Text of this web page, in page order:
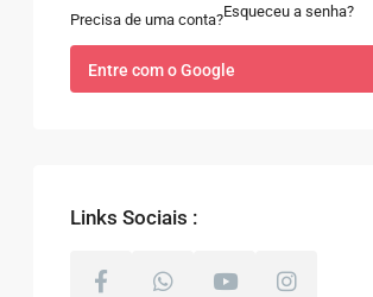
Precisa de uma conta?Esqueceu a senha?
Entre com o Google
Links Sociais :